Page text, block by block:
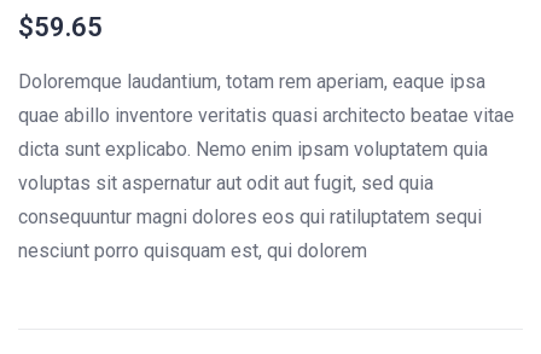
$59.65
Doloremque laudantium, totam rem aperiam, eaque ipsa
quae abillo inventore veritatis quasi architecto beatae vitae
dicta sunt explicabo. Nemo enim ipsam voluptatem quia
voluptas sit aspernatur aut odit aut fugit, sed quia
consequuntur magni dolores eos qui ratiluptatem sequi
nesciunt porro quisquam est, qui dolorem